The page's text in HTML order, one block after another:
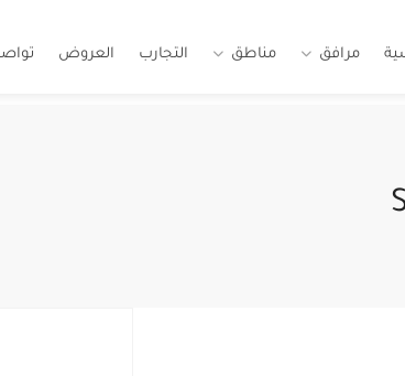
مرافق مناطق التجارب العروض